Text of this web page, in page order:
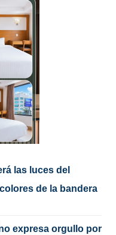
las luces del
de la bandera
expresa orgullo por